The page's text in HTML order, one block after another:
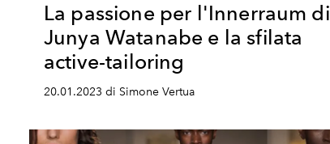
La passione per l'Innerraum di
Junya Watanabe e la sfilata
active-tailoring
20.01.2023 di Simone Vertua